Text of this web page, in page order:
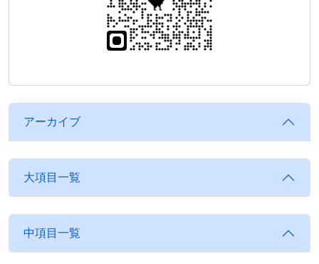
アーカイブ
大項目一覧
中項目一覧